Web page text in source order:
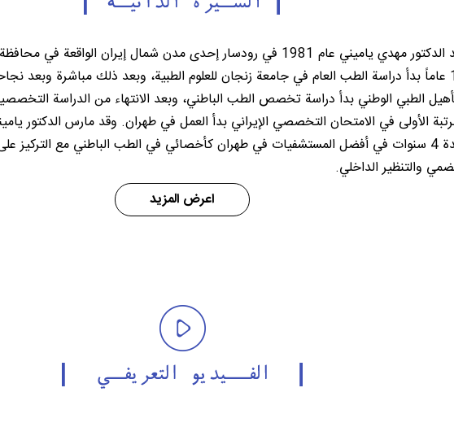
ولد الدكتور مهدي ياميني عام 1981 في رودسار إحدى مدن شمال إيران
18 عاماً بدأ دراسة الطب العام في جامعة زنجان للعلوم الطبية، وبعد ذلك مباشرة وبعد
الطبي الوطني بدأ دراسة تخصص الطب الباطني، وبعد الانتهاء من الدراسة
الأولى في الامتحان التخصصي الإيراني بدأ العمل في طهران. وقد مارس الدكتور
لمدة 4 سنوات في أفضل المستشفيات في طهران كأخصائي في الطب الباطني مع التركيز
والتنظير الداخلي.
اعرض المزيد